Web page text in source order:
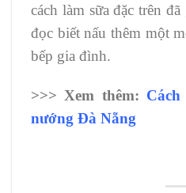
cách làm sữa đặc trên
đọc biết nấu thêm một
bếp gia đình.
>>> Xem thêm:
nướng Đà Nẵng